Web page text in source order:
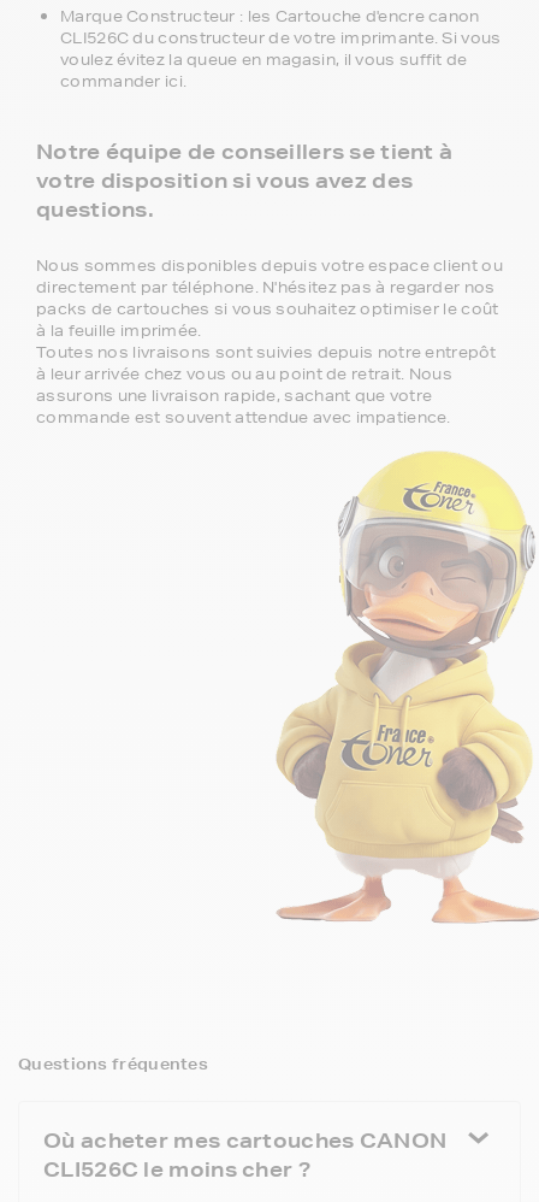
Marque Constructeur : les Cartouche d'encre canon
CLI526C du constructeur de votre imprimante. Si vous
voulez évitez la queue en magasin, il vous suffit de
commander ici.
Notre équipe de conseillers se tient à
votre disposition si vous avez des
questions.
Nous sommes disponibles depuis votre espace client ou
directement par téléphone. N'hésitez pas à regarder nos
packs de cartouches si vous souhaitez optimiser le coût
à la feuille imprimée.
Toutes nos livraisons sont suivies depuis notre entrepôt
à leur arrivée chez vous ou au point de retrait. Nous
assurons une livraison rapide, sachant que votre
commande est souvent attendue avec impatience.
Questions fréquentes
Où acheter mes cartouches CANON
CLI526C le moins cher ?